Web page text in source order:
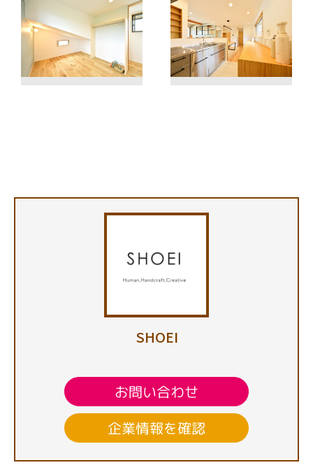
SHOEI
お問い合わせ
企業情報を確認